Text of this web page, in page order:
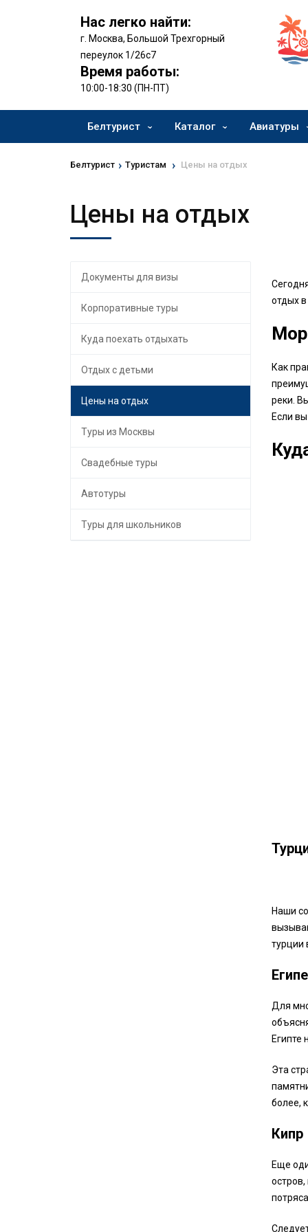
Нас легко найти:
г. Москва, Большой Трехгорный
переулок 1/26с7
Время работы:
10:00-18:30 (ПН-ПТ)
Белтурист Каталог Авиатуры
Белтурист › Туристам › Цены на отдых
Цены на отдых
Документы для визы
Корпоративные туры
Куда поехать отдыхать
Отдых с детьми
Цены на отдых
Туры из Москвы
Свадебные туры
Автотуры
Туры для школьников
отдых
Как
реки.
Если
Наши
турции
Для
Египте
Эта
более,
Кипр
Еще